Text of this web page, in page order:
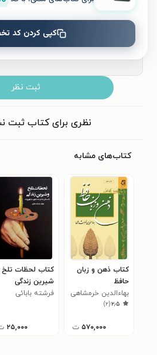
ثبت نظر
نظری برای کتاب ثبت
کتاب‌های مشابه
کتاب ذهن و زبان
حافظ
بهاء‌الدین خرمشاهی
۲٫۵(۲)
۵۷۰,۰۰۰ ت
کتاب لحظات تلخ
شیرین زندگی
فرشته بابائی
۲۵,۰۰۰
کپی کردن کد